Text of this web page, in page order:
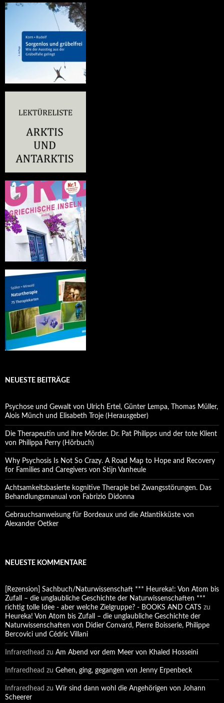
NEUESTE BEITRÄGE
Psychose und Gewalt von Ulrich Ertel, Günter Lempa, Thomas Müller,
Alois Münch und Elisabeth Troje (Herausgeber)
Die Therapeutin und ihre Mörder. Dr. Pat Philipps und der tote Klient
von Philippa Perry (Hörbuch)
Why Psychosis Is Not So Crazy. A Road Map to Hope and Recovery
for Families and Caregivers von Stijn Vanheule
Achtsamkeitsbasierte kognitive Therapie bei Zwangsstörungen. Das
Behandlungsmanual von Fabrizio Didonna
Gebrauchsanweisung für Bordeaux und die Atlantikküste von
Alexander Oetker
NEUESTE KOMMENTARE
[Rezension] Sachbuch/Naturwissenschaft *** Heureka!: Von Atom bis
Zufall – die unglaubliche Geschichte der Naturwissenschaften ***
richtig tolle Idee - aber welche Zielgruppe? - BOOKS AND CATS zu
Heureka! Von Atom bis Zufall – die unglaubliche Geschichte der
Naturwissenschaften von Didier Convard, Pierre Boisserie, Philippe
Bercovici und Cédric Villani
Infraredhead zu Am Abend vor dem Meer von Khaled Hosseini
Infraredhead zu Gehen, ging, gegangen von Jenny Erpenbeck
Infraredhead zu Wir sind dann wohl die Angehörigen von Johann
Scheerer